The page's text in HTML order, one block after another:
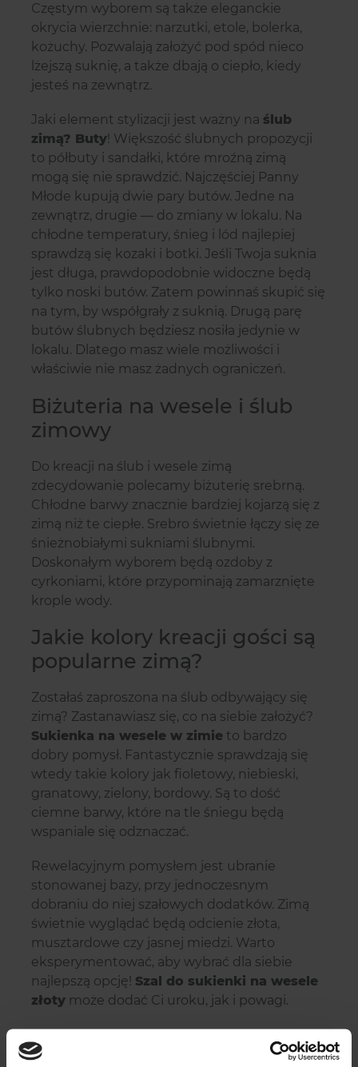
Częstym wyborem są także eleganckie
okrycia wierzchnie: narzutki, etole, bolerka,
kożuchy. Pozwalają założyć pod spód nieco
lżejszą suknię, a także dbają o ciepło, kiedy
jesteś na zewnątrz.
Jaki element stylizacji jest ważny na ślub
zimą? Buty! Większość ślubnych propozycji
to półbuty i sandałki, które mroźną zimą
mogą się nie sprawdzić. Najczęściej Panny
Młode kupują dwie pary butów. Jedne na
zewnątrz, drugie — do zmiany w lokalu. Na
chłodne temperatury, śnieg i lód najlepiej
sprawdzą się kozaki i botki. Jeśli Twoja suknia
jest długa, prawdopodobnie widoczne będą
tylko noski butów. Zatem powinnaś skupić się
na tym, by współgrały z suknią. Drugą parę
butów ślubnych będziesz nosiła jedynie w
lokalu. Dlatego masz wiele możliwości i
właściwie nie masz żadnych ograniczeń.
Biżuteria na wesele i ślub
zimowy
Do kreacji na ślub i wesele zimą
zdecydowanie polecamy biżuterię srebrną.
Chłodne barwy znacznie bardziej kojarzą się z
zimą niż te ciepłe. Srebro świetnie łączy się ze
śnieżnobiałymi sukniami ślubnymi.
Doskonałym wyborem będą ozdoby z
cyrkoniami, które przypominają zamarznięte
krople wody.
Jakie kolory kreacji gości są
popularne zimą?
Zostałaś zaproszona na ślub odbywający się
zimą? Zastanawiasz się, co na siebie założyć?
Sukienka na wesele w zimie to bardzo
dobry pomysł. Fantastycznie sprawdzają się
wtedy takie kolory jak fioletowy, niebieski,
granatowy, zielony, bordowy. Są to dość
ciemne barwy, które na tle śniegu będą
wspaniale się odznaczać.
Rewelacyjnym pomysłem jest ubranie
stonowanej bazy, przy jednoczesnym
dobraniu do niej szałowych dodatków. Zimą
świetnie wyglądać będą odcienie złota,
musztardowe czy jasnej miedzi. Warto
eksperymentować, aby wybrać dla siebie
najlepszą opcję! Szal do sukienki na wesele
złoty może dodać Ci uroku, jak i powagi.
Wesele zimą — o czym
powinny pamiętać